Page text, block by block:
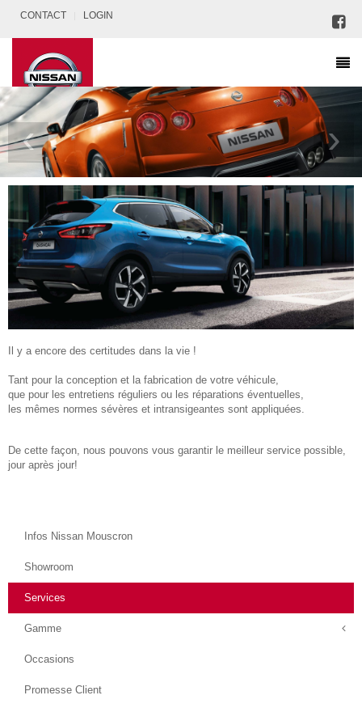
CONTACT LOGIN
›
‹
Il y a encore des certitudes dans la vie !
Tant pour la conception et la fabrication de votre véhicule,
que pour les entretiens réguliers ou les réparations éventuelles,
les mêmes normes sévères et intransigeantes sont appliquées.
De cette façon, nous pouvons vous garantir le meilleur service possible,
jour après jour!
Infos Nissan Mouscron
Showroom
Services
Gamme
Occasions
Promesse Client